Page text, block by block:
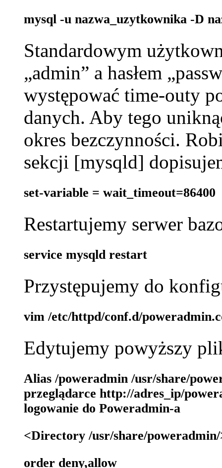
mysql -u nazwa_uzytkownika -D
Standardowym
„admin” a hasłem
występować time-outy
danych. Aby tego
okres bezczynności.
sekcji [mysqld]
set-variable = wait_timeout=86400
Restartujemy serwer
service mysqld restart
Przystępujemy do
vim /etc/httpd/conf.d/
Edytujemy powyższy
Alias /poweradmin /usr/share/
przeglądarce http://adres_ip/
logowanie do Poweradmin-a
<Directory /usr/share/
order deny,allow